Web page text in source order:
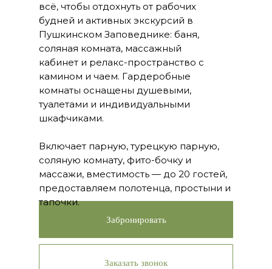
Забронировать
всё, чтобы отдохнуть от рабочих
будней и активных экскурсий в
Пушкинском Заповеднике: баня,
соляная комната, массажный
кабинет и релакс-пространство с
камином и чаем. Гардеробные
комнаты оснащены душевыми,
туалетами и индивидуальными
шкафчиками.
Включает парную, турецкую парную,
соляную комнату, фито-бочку и
массажи, вместимость — до 20 гостей,
предоставляем полотенца, простыни и
тапочки.
Заказать звонок